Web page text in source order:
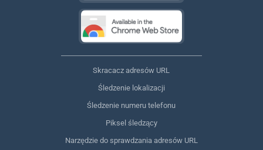
Skracacz adresów URL
Śledzenie lokalizacji
Śledzenie numeru telefonu
Piksel śledzący
Narzędzie do sprawdzania adresów URL